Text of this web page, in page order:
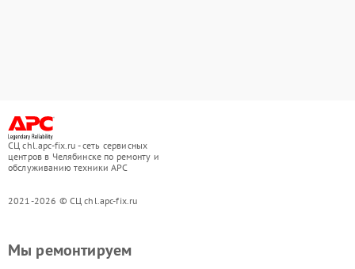
СЦ chl.apc-fix.ru - сеть сервисных
центров в Челябинске по ремонту и
обслуживанию техники APC
2021-2026 © СЦ chl.apc-fix.ru
Мы ремонтируем